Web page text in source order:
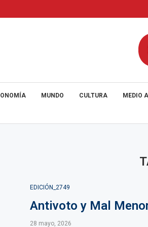
MUNDO CULTURA MEDIO
EDICIÓN_2749
Antivoto y Mal
28 mayo, 2026